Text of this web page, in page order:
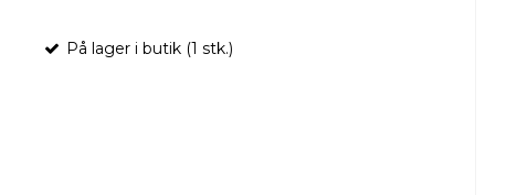
På lager i butik (1 stk.)